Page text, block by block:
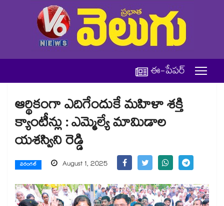
ఈ-పేపర్
ఆర్థికంగా ఎదిగేందుకే మహిళా శక్తి
క్యాంటీన్లు : ఎమ్మెల్యే మామిడాల
యశస్విని రెడ్డి
వరంగల్ August 1, 2025